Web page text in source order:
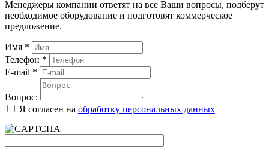
Менеджеры компании ответят на все Ваши вопросы, подберут
необходимое оборудование и подготовят коммерческое
предложение.
Имя *
Телефон *
E-mail *
Вопрос:
Я согласен на обработку персональных данных